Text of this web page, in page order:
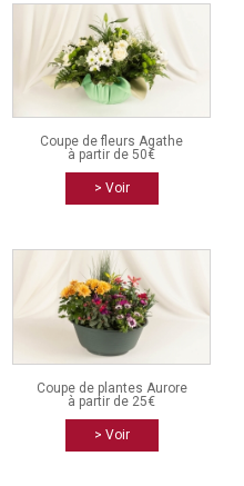
Coupe de fleurs Agathe
à partir de 50€
> Voir
Coupe de plantes Aurore
à partir de 25€
> Voir